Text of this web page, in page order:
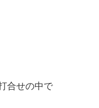
合せの中で